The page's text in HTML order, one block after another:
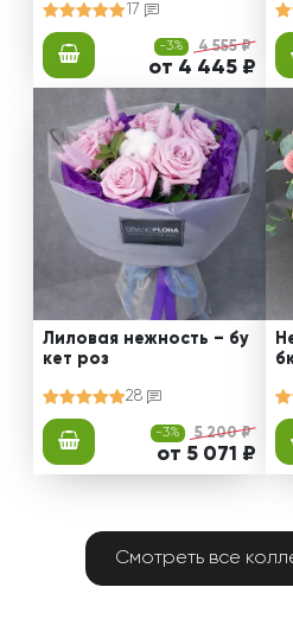
17
-3% 4 555 ₽
от 4 445 ₽
Лиловая нежность – бу
кет роз
28
-3% 5 200 ₽
от 5 071 ₽
Смотреть все